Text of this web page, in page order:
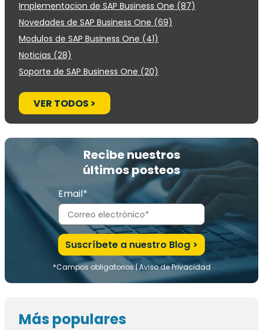
Implementacion de SAP Business One (87)
Novedades de SAP Business One (69)
Modulos de SAP Business One (41)
Noticias (28)
Soporte de SAP Business One (20)
VER TODOS >
Recibe nuestros
últimos posteos
Email*
*Campos obligatorios |Aviso de Privacidad
Más populares